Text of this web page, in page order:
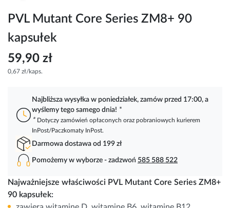
PVL Mutant Core Series ZM8+ 90
kapsułek
59,90 zł
0,67 zł/kaps.
Najbliższa wysyłka w poniedziałek, zamów przed 17:00, a
wyślemy tego samego dnia! *
* Dotyczy zamówień opłaconych oraz pobraniowych kurierem
InPost/Paczkomaty InPost.
Darmowa dostawa od 199 zł
Pomożemy w wyborze - zadzwoń 585 588 522
Najważniejsze właściwości PVL Mutant Core Series ZM8+
90 kapsułek: